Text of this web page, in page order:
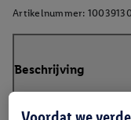
Artikelnummer:
Beschrijving